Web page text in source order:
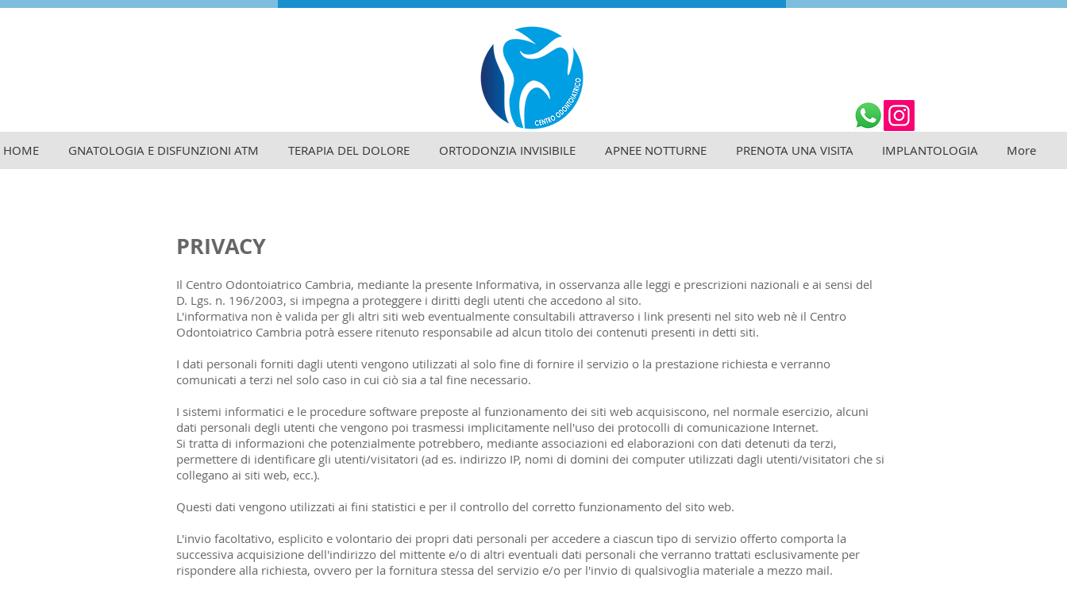
HOME GNATOLOGIA E DISFUNZIONI ATM TERAPIA DEL DOLORE ORTODONZIA INVISIBILE APNEE NOTTURNE PRENOTA UNA VISITA IMPLANTOLOGIA More
PRIVACY
Il Centro Odontoiatrico Cambria, mediante la presente Informativa, in osservanza alle leggi e prescrizioni nazionali e ai sensi del
D. Lgs. n. 196/2003, si impegna a proteggere i diritti degli utenti che accedono al sito.
L'informativa non è valida per gli altri siti web eventualmente consultabili attraverso i link presenti nel sito web nè il Centro
Odontoiatrico Cambria potrà essere ritenuto responsabile ad alcun titolo dei contenuti presenti in detti siti.
I dati personali forniti dagli utenti vengono utilizzati al solo fine di fornire il servizio o la prestazione richiesta e verranno
comunicati a terzi nel solo caso in cui ciò sia a tal fine necessario.
I sistemi informatici e le procedure software preposte al funzionamento dei siti web acquisiscono, nel normale esercizio, alcuni
dati personali degli utenti che vengono poi trasmessi implicitamente nell'uso dei protocolli di comunicazione Internet.
Si tratta di informazioni che potenzialmente potrebbero, mediante associazioni ed elaborazioni con dati detenuti da terzi,
permettere di identificare gli utenti/visitatori (ad es. indirizzo IP, nomi di domini dei computer utilizzati dagli utenti/visitatori che si
collegano ai siti web, ecc.).
Questi dati vengono utilizzati ai fini statistici e per il controllo del corretto funzionamento del sito web.
L'invio facoltativo, esplicito e volontario dei propri dati personali per accedere a ciascun tipo di servizio offerto comporta la
successiva acquisizione dell'indirizzo del mittente e/o di altri eventuali dati personali che verranno trattati esclusivamente per
rispondere alla richiesta, ovvero per la fornitura stessa del servizio e/o per l'invio di qualsivoglia materiale a mezzo mail.